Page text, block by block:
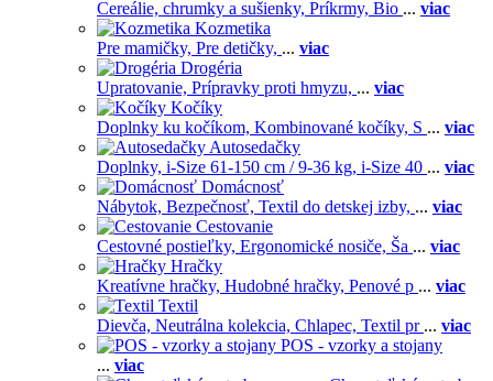
Cereálie, chrumky a sušienky, Príkrmy, Bio ... viac
Kozmetika
Pre mamičky, Pre detičky, ... viac
Drogéria
Upratovanie, Prípravky proti hmyzu, ... viac
Kočíky
Doplnky ku kočíkom, Kombinované kočíky, S ... viac
Autosedačky
Doplnky, i-Size 61-150 cm / 9-36 kg, i-Size 40 ... viac
Domácnosť
Nábytok, Bezpečnosť, Textil do detskej izby, ... viac
Cestovanie
Cestovné postieľky, Ergonomické nosiče, Ša ... viac
Hračky
Kreatívne hračky, Hudobné hračky, Penové p ... viac
Textil
Dievča, Neutrálna kolekcia, Chlapec, Textil pr ... viac
POS - vzorky a stojany
... viac